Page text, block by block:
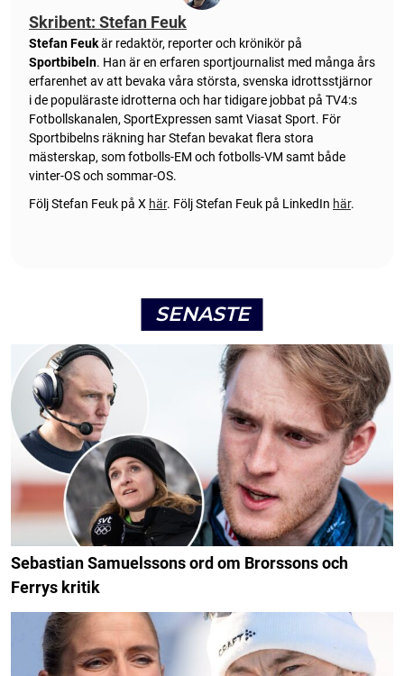
Skribent: Stefan Feuk
Stefan Feukär redaktör, reporter och krönikör på
Sportbibeln. Han är en erfaren sportjournalist med många års
erfarenhet av att bevaka våra största, svenska idrottsstjärnor
i de populäraste idrotterna och har tidigare jobbat på TV4:s
Fotbollskanalen, SportExpressen samt Viasat Sport. För
Sportbibelns räkning har Stefan bevakat flera stora
mästerskap, som fotbolls-EM och fotbolls-VM samt både
vinter-OS och sommar-OS.
Följ Stefan Feuk på X här. Följ Stefan Feuk på LinkedIn här.
SENASTE
Sebastian Samuelssons ord om Brorssons och
Ferrys kritik